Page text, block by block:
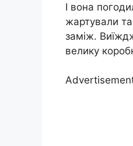
І вона
жартували
заміж.
велику